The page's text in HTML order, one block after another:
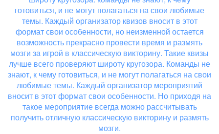
готовиться, и не могут полагаться на свои любимые
темы. Каждый организатор квизов вносит в этот
формат свои особенности, но неизменной остается
возможность прекрасно провести время и размять
мозги за игрой в классическую викторину. Такие квизы
лучше всего проверяют широту кругозора. Команды не
знают, к чему готовиться, и не могут полагаться на свои
любимые темы. Каждый организатор мероприятий
вносит в этот формат свои особенности. Но приходя на
такое мероприятие всегда можно рассчитывать
получить отличную классическую викторину и размять
мозги.